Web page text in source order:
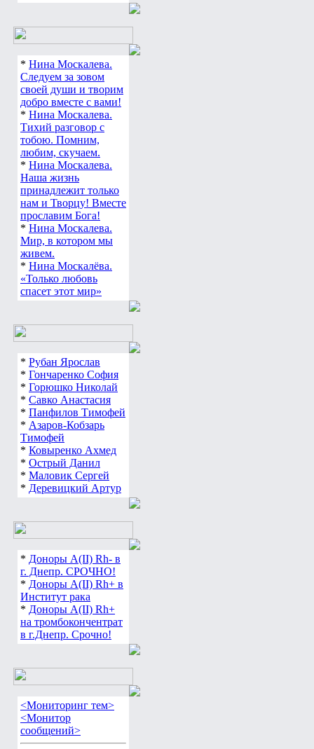
* Нина Москалева.
Следуем за зовом
своей души и творим
добро вместе с вами!
* Нина Москалева.
Тихий разговор с
тобою. Помним,
любим, скучаем.
* Нина Москалева.
Наша жизнь
принадлежит только
нам и Творцу! Вместе
прославим Бога!
* Нина Москалева.
Мир, в котором мы
живем.
* Нина Москалёва.
«Только любовь
спасет этот мир»
* Рубан Ярослав
* Гончаренко София
* Горюшко Николай
* Савко Анастасия
* Панфилов Тимофей
* Азаров-Кобзарь
Тимофей
* Ковыренко Ахмед
* Острый Данил
* Маловик Сергей
* Деревицкий Артур
* Доноры А(ІІ) Rh- в
г. Днепр. СРОЧНО!
* Доноры А(ІІ) Rh+ в
Институт рака
* Доноры А(ІІ) Rh+
на тромбокончентрат
в г.Днепр. Срочно!
<Мониторинг тем>
<Монитор
сообщений>